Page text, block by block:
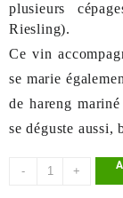
plusieurs
Riesling).
Ce vin
se marie
de hareng
se déguste aussi,
-
quantité+